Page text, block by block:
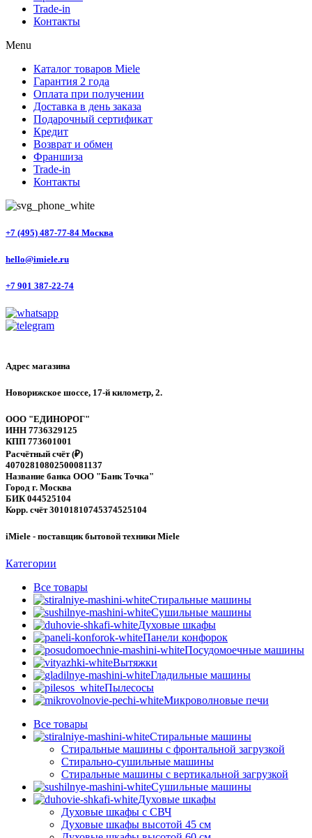
Trade-in
Контакты
Menu
Каталог товаров Miele
Гарантия 2 года
Оплата при получении
Доставка в день заказа
Подарочный сертификат
Кредит
Возврат и обмен
Франшиза
Trade-in
Контакты
+7 (495) 487-77-84 Москва
hello@imiele.ru
+7 901 387-22-74
Адрес магазина
Новорижское шоссе, 17-й километр, 2.
ООО "ЕДИНОРОГ"
ИНН 7736329125
КПП 773601001
Расчётный счёт (₽)
40702810802500081137
Название банка ООО "Банк Точка"
Город г. Москва
БИК 044525104
Корр. счёт 30101810745374525104
iMiele - поставщик бытовой техники Miele
Категории
Все товары
Стиральные машины
Сушильные машины
Духовые шкафы
Панели конфорок
Посудомоечные машины
Вытяжки
Гладильные машины
Пылесосы
Микроволновые печи
Все товары
Стиральные машины
Стиральные машины с фронтальной загрузкой
Стирально-сушильные машины
Стиральные машины с вертикальной загрузкой
Сушильные машины
Духовые шкафы
Духовые шкафы с СВЧ
Духовые шкафы высотой 45 см